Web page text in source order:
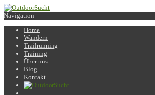
Navigation
Home
Wandern
Trailrunning
Training
Über uns
Blog
Kontakt